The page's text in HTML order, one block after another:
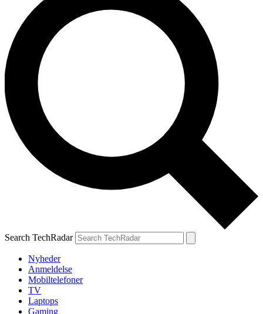
Search TechRadar
Nyheder
Anmeldelse
Mobiltelefoner
TV
Laptops
Gaming